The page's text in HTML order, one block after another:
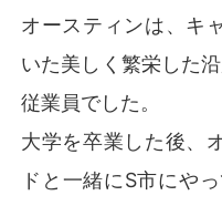
オースティンは、キ
いた美しく繁栄した
従業員でした。
大学を卒業した後、
ドと一緒にS市にや